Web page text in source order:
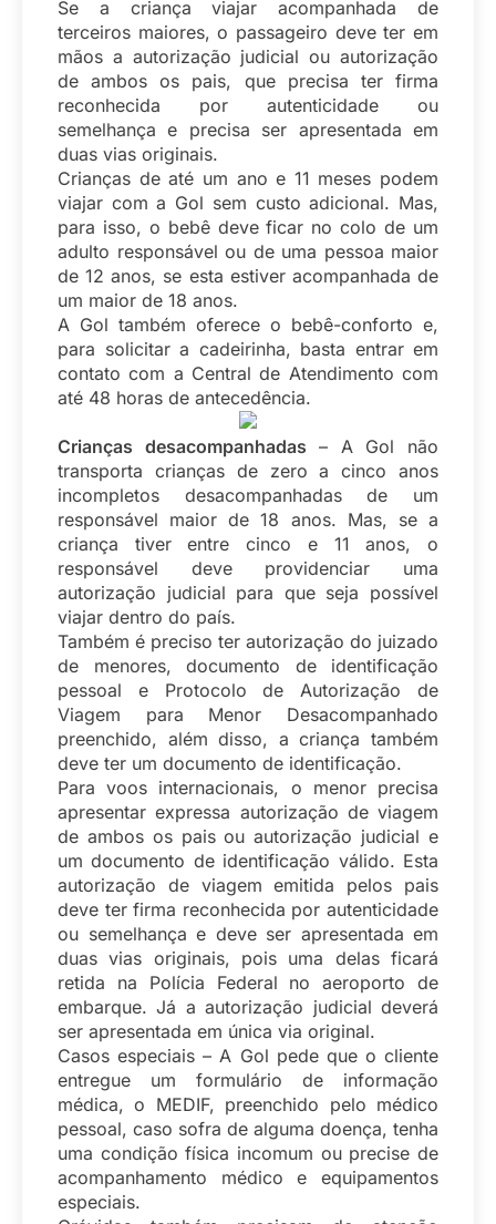
Se a criança viajar acompanhada de
terceiros maiores, o passageiro deve ter em
mãos a autorização judicial ou autorização
de ambos os pais, que precisa ter firma
reconhecida por autenticidade ou
semelhança e precisa ser apresentada em
duas vias originais.
Crianças de até um ano e 11 meses podem
viajar com a Gol sem custo adicional. Mas,
para isso, o bebê deve ficar no colo de um
adulto responsável ou de uma pessoa maior
de 12 anos, se esta estiver acompanhada de
um maior de 18 anos.
A Gol também oferece o bebê-conforto e,
para solicitar a cadeirinha, basta entrar em
contato com a Central de Atendimento com
até 48 horas de antecedência.
Crianças desacompanhadas – A Gol não
transporta crianças de zero a cinco anos
incompletos desacompanhadas de um
responsável maior de 18 anos. Mas, se a
criança tiver entre cinco e 11 anos, o
responsável deve providenciar uma
autorização judicial para que seja possível
viajar dentro do país.
Também é preciso ter autorização do juizado
de menores, documento de identificação
pessoal e Protocolo de Autorização de
Viagem para Menor Desacompanhado
preenchido, além disso, a criança também
deve ter um documento de identificação.
Para voos internacionais, o menor precisa
apresentar expressa autorização de viagem
de ambos os pais ou autorização judicial e
um documento de identificação válido. Esta
autorização de viagem emitida pelos pais
deve ter firma reconhecida por autenticidade
ou semelhança e deve ser apresentada em
duas vias originais, pois uma delas ficará
retida na Polícia Federal no aeroporto de
embarque. Já a autorização judicial deverá
ser apresentada em única via original.
Casos especiais – A Gol pede que o cliente
entregue um formulário de informação
médica, o MEDIF, preenchido pelo médico
pessoal, caso sofra de alguma doença, tenha
uma condição física incomum ou precise de
acompanhamento médico e equipamentos
especiais.